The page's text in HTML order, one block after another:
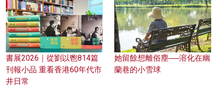
書展2026｜從劉以鬯814篇
刊報小品 重看香港60年代市
井日常
她留餘想離俗塵──溶化在幽
蘭巷的小雪球